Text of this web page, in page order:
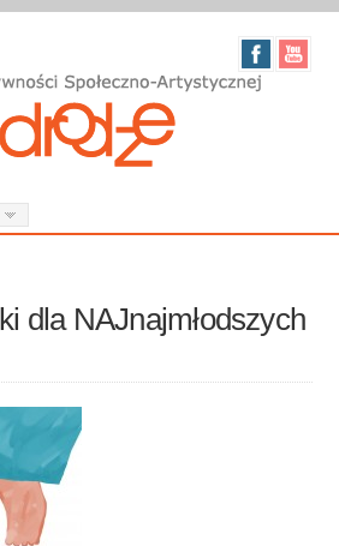
dla NAJnajmłodszych